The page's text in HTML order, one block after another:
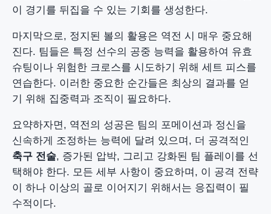
이 경기를 뒤집을 수 있는 기회를 생성한다.
마지막으로, 정지된 볼의 활용은 역전 시 매우 중요해
진다. 팀들은 특정 선수의 공중 능력을 활용하여 유효
슈팅이나 위험한 크로스를 시도하기 위해 세트 피스를
연습한다. 이러한 중요한 순간들은 최상의 결과를 얻
기 위해 집중력과 조직이 필요하다.
요약하자면, 역전의 성공은 팀의 포메이션과 정신을
신속하게 조정하는 능력에 달려 있으며, 더 공격적인
축구 전술, 증가된 압박, 그리고 강화된 팀 플레이를 선
택해야 한다. 모든 세부 사항이 중요하며, 이 공격 전략
이 하나 이상의 골로 이어지기 위해서는 응집력이 필
수적이다.